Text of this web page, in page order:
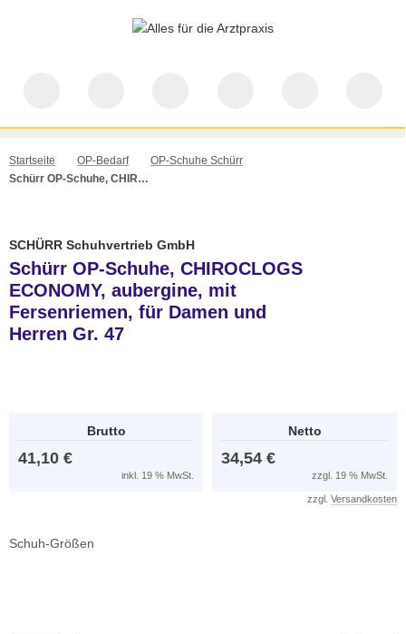
Startseite OP-Bedarf
OP-Schuhe Schürr
Schürr OP-Schuhe, CHIROCLOGS ECONOMY, aubergine, mit Fersenriemen, für Damen und Herren Gr. 47
SCHÜRR Schuhvertrieb GmbH
Schürr OP-Schuhe, CHIROCLOGS
ECONOMY, aubergine, mit
Fersenriemen, für Damen und
Herren Gr. 47
Brutto
41,10 €
inkl. 19 % MwSt.
Netto
34,54 €
zzgl. 19 % MwSt.
zzgl. Versandkosten
Schuh-Größen